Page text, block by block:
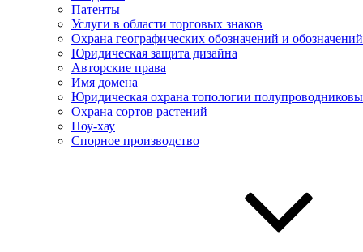
Патенты
Услуги в области торговых знаков
Охрана географических обозначений и
Юридическая защита дизайна
Авторские права
Имя домена
Юридическая охрана топологии
Охрана сортов растений
Ноу-хау
Спорное производство